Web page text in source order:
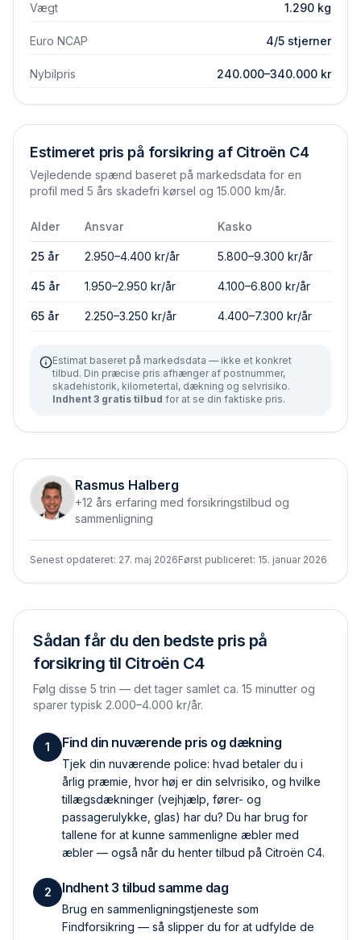
Vægt 1.290 kg
Euro NCAP 4/5 stjerner
Nybilpris 240.000–340.000 kr
Estimeret pris på forsikring af Citroën C4
Vejledende spænd baseret på markedsdata for en
profil med 5 års skadefri kørsel og 15.000 km/år.
Alder Ansvar Kasko
25 år 2.950–4.400 kr/år 5.800–9.300 kr/år
45 år 1.950–2.950 kr/år 4.100–6.800 kr/år
65 år 2.250–3.250 kr/år 4.400–7.300 kr/år
Estimat baseret på markedsdata — ikke et konkret
tilbud. Din præcise pris afhænger af postnummer,
skadehistorik, kilometertal, dækning og selvrisiko.
Indhent 3 gratis tilbud for at se din faktiske pris.
Rasmus Halberg
+12 års erfaring med forsikringstilbud og
sammenligning
Senest opdateret: 27. maj 2026Først publiceret: 15. januar 2026
Sådan får du den bedste pris på
forsikring til Citroën C4
Følg disse 5 trin — det tager samlet ca. 15 minutter og
sparer typisk 2.000–4.000 kr/år.
1 Find din nuværende pris og dækning
Tjek din nuværende police: hvad betaler du i
årlig præmie, hvor høj er din selvrisiko, og hvilke
tillægs­dækninger (vejhjælp, fører- og
passagerulykke, glas) har du? Du har brug for
tallene for at kunne sammenligne æbler med
æbler — også når du henter tilbud på Citroën C4.
2 Indhent 3 tilbud samme dag
Brug en sammenlignings­tjeneste som
Findforsikring — så slipper du for at udfylde de